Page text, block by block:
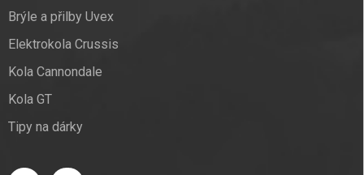
Brýle a přilby Uvex
Elektrokola Crussis
Kola Cannondale
Kola GT
Tipy na dárky